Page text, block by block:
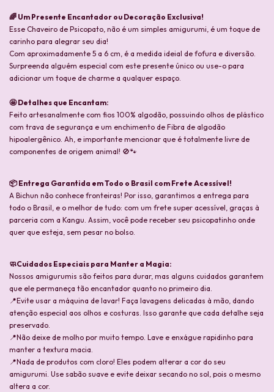
🌈 Um Presente Encantador ou Decoração Exclusiva!
Esse Chaveiro de Psicopato, não é um simples amigurumi, é um toque de
carinho para alegrar seu dia!
Com aproximadamente 5 a 6 cm, é a medida ideial de fofura e diversão.
Surpreenda alguém especial com este presente único ou use-o para
adicionar um toque de charme a qualquer espaço.
🤩 Detalhes que Encantam:
Feito artesanalmente com fios 100% algodão, possuindo olhos de plástico
com trava de segurança e um enchimento de Fibra de algodão
hipoalergênico. Ah, e importante mencionar que é totalmente livre de
componentes de origem animal! 🚫🐾
📦 Entrega Garantida em Todo o Brasil com Frete Acessível!
A Bichun não conhece fronteiras! Por isso, garantimos a entrega para
todo o Brasil, e o melhor de tudo: com um frete super acessível, graças à
parceria com a Kangu. Assim, você pode receber seu psicopatinho onde
quer que esteja, sem pesar no bolso.
🧼Cuidados Especiais para Manter a Magia:
Nossos amigurumis são feitos para durar, mas alguns cuidados garantem
que ele permaneça tão encantador quanto no primeiro dia.
📍Evite usar a máquina de lavar! Faça lavagens delicadas à mão, dando
atenção especial aos olhos e costuras. Isso garante que cada detalhe seja
preservado.
📍Não deixe de molho por muito tempo. Lave e enxágue rapidinho para
manter a textura macia.
📍Nada de produtos com cloro! Eles podem alterar a cor do seu
amigurumi. Use sabão suave e evite deixar secando no sol, pois o mesmo
altera a cor.